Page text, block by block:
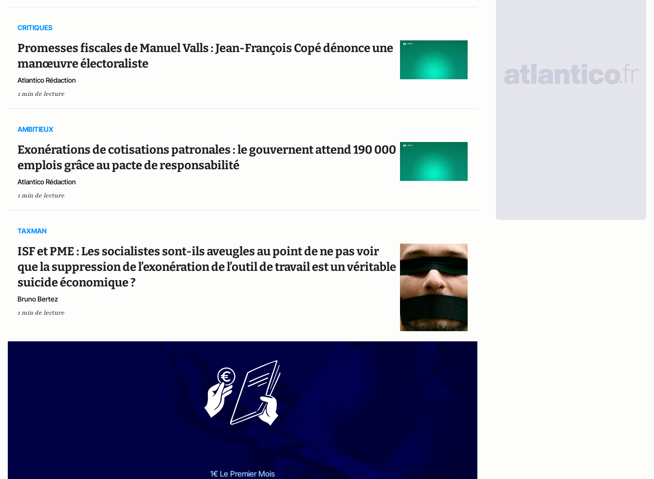
CRITIQUES
Promesses fiscales de Manuel Valls : Jean-François Copé dénonce une
manœuvre électoraliste
Atlantico Rédaction
1 min de lecture
AMBITIEUX
Exonérations de cotisations patronales : le gouvernent attend 190 000
emplois grâce au pacte de responsabilité
Atlantico Rédaction
1 min de lecture
TAXMAN
ISF et PME : Les socialistes sont-ils aveugles au point de ne pas voir
que la suppression de l’exonération de l’outil de travail est un véritable
suicide économique ?
Bruno Bertez
1 min de lecture
1€ Le Premier Mois